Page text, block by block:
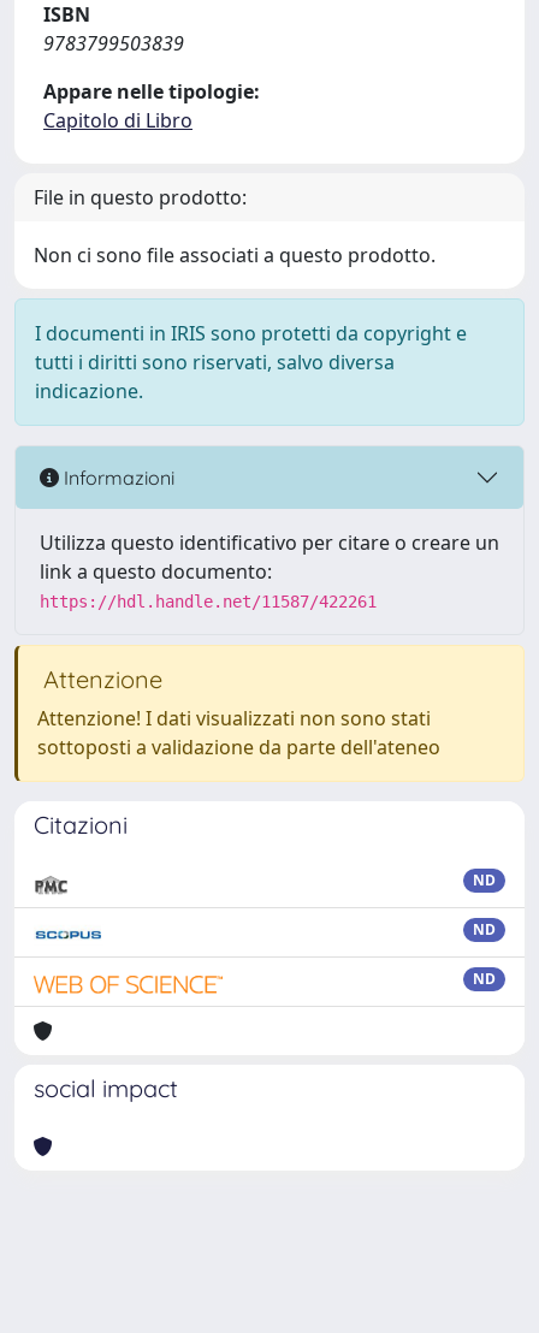
ISBN
9783799503839
Appare nelle tipologie:
Capitolo di Libro
File in questo prodotto:
Non ci sono file associati a questo prodotto.
I documenti in IRIS sono protetti da copyright e
tutti i diritti sono riservati, salvo diversa
indicazione.
Informazioni
Utilizza questo identificativo per citare o creare un
link a questo documento:
https://hdl.handle.net/11587/422261
Attenzione
Attenzione! I dati visualizzati non sono stati
sottoposti a validazione da parte dell'ateneo
Citazioni
ND
ND
ND
social impact